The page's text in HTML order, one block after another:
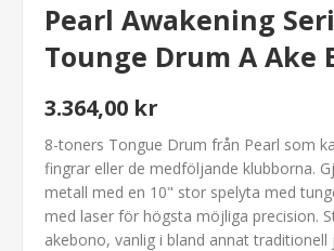
Pearl Awakening
Tounge Drum A Ake
3.364,00 kr
8-toners Tongue Drum från Pearl som
fingrar eller de medföljande klubborna.
metall med en 10" stor spelyta med
med laser för högsta möjliga precision.
akebono, vanlig i bland annat traditionell